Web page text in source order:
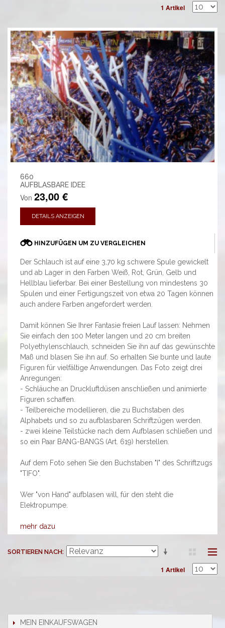
1 Artikel
660
AUFBLASBARE IDEE
Von 23,00 €
DETAILS ANZEIGEN
HINZUFÜGEN UM ZU VERGLEICHEN
Der Schlauch ist auf eine 3,70 kg schwere Spule gewickelt
und ab Lager in den Farben Weiß, Rot, Grün, Gelb und
Hellblau lieferbar. Bei einer Bestellung von mindestens 30
Spulen und einer Fertigungszeit von etwa 20 Tagen können
auch andere Farben angefordert werden.
Damit können Sie Ihrer Fantasie freien Lauf lassen: Nehmen
Sie einfach den 100 Meter langen und 20 cm breiten
Polyethylenschlauch, schneiden Sie ihn auf das gewünschte
Maß und blasen Sie ihn auf. So erhalten Sie bunte und laute
Figuren für vielfältige Anwendungen. Das Foto zeigt drei
Anregungen:
- Schläuche an Druckluftdüsen anschließen und animierte
Figuren schaffen.
- Teilbereiche modellieren, die zu Buchstaben des
Alphabets und so zu aufblasbaren Schriftzügen werden.
- zwei kleine Teilstücke nach dem Aufblasen schließen und
so ein Paar BANG-BANGS (Art. 619) herstellen.
Auf dem Foto sehen Sie den Buchstaben "I" des Schriftzugs
"TIFO".
Wer "von Hand" aufblasen will, für den steht die
Elektropumpe.
mehr dazu
SORTIEREN NACH
1 Artikel
MEIN EINKAUFSWAGEN